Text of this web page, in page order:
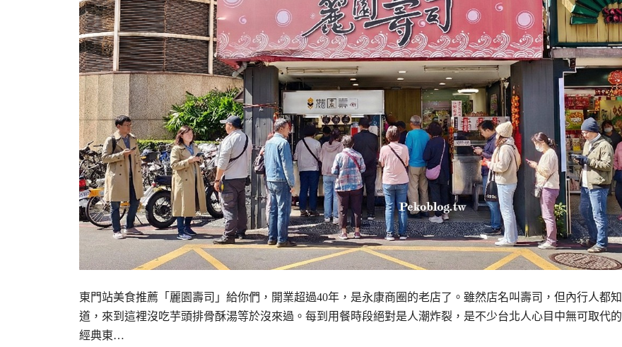
東門站美食推薦「麗園壽司」給你們，開業超過40年，是永康商圈的老店了。雖然店名叫壽司，但內行人都知
道，來到這裡沒吃芋頭排骨酥湯等於沒來過。每到用餐時段絕對是人潮炸裂，是不少台北人心目中無可取代的
經典東…